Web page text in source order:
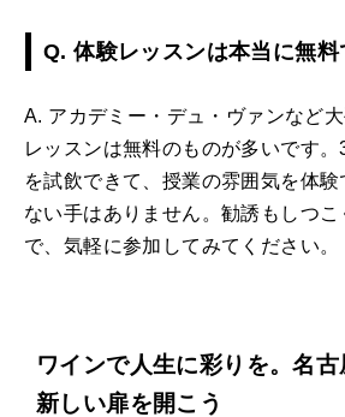
Q. 体験レッスンは本当に無料
A. アカデミー・デュ・ヴァンなど
レッスンは無料のものが多いです
を試飲できて、授業の雰囲気を体
ない手はありません。勧誘もしつ
で、気軽に参加してみてください。
ワインで人生に彩りを。名
新しい扉を開こう